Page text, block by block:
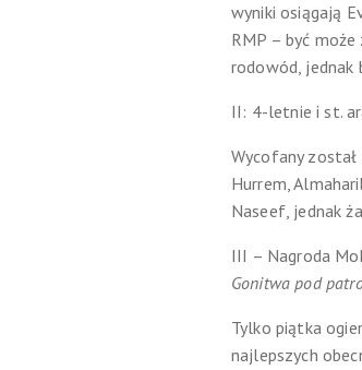
wyniki osiągają
RMP – być
rodowód, jednak
II: 4-letnie i st.
Wycofany
Hurrem,
Naseef, jednak
III – Nagroda
Gonitwa pod
Tylko piątka
najlepszych